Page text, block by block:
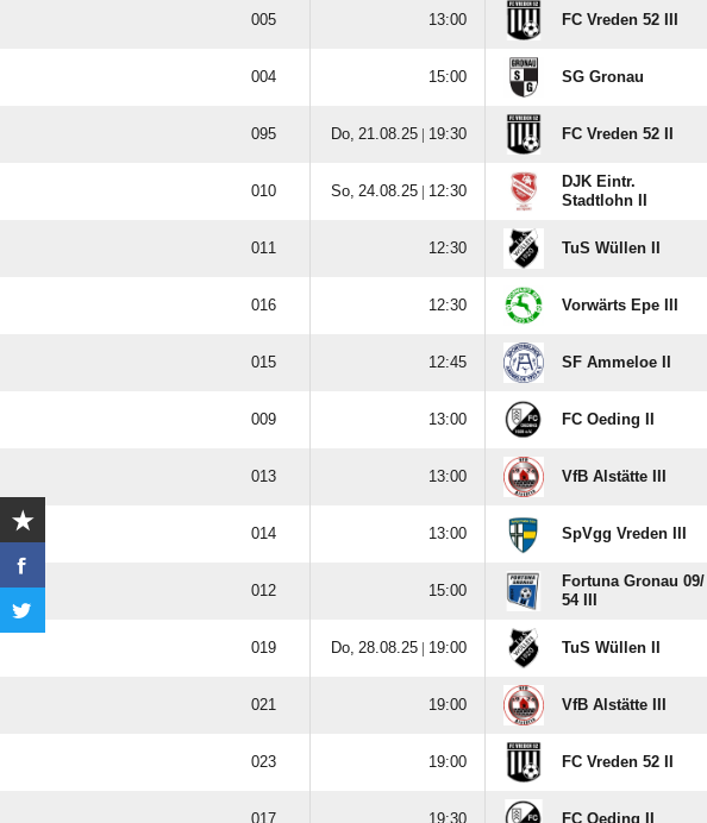
  FC Vreden 52 III
  SG Gronau
   |  FC Vreden 52 II
   | 
DJK Eintr.
Stadtlohn II
  TuS Wüllen II
  Vorwärts Epe III
  SF Ammeloe II
  FC Oeding II
  VfB Alstätte III
  SpVgg Vreden III
 
Fortuna Gronau 09/​
54 III
   |  TuS Wüllen II
  VfB Alstätte III
  FC Vreden 52 II
  FC Oeding II